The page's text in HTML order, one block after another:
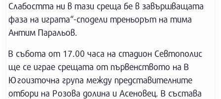
Слабостта ни в тази среща бе в завършващата
фаза на играта“-сподели треньорът на тима
Антим Паральов.
В събота от 17.00 часа на стадион Севтополис
ще се играе срещата от първенството на В
Югоизточна група между представителните
отбори на Розова долина и Асеновец. В състава